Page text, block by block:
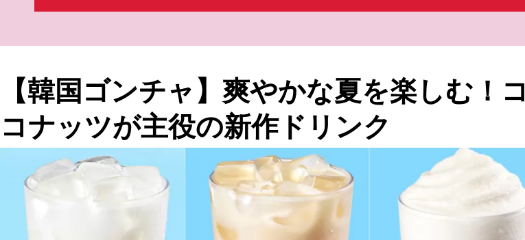
【韓国ゴンチャ】爽やかな夏を楽しむ！コ
コナッツが主役の新作ドリンク